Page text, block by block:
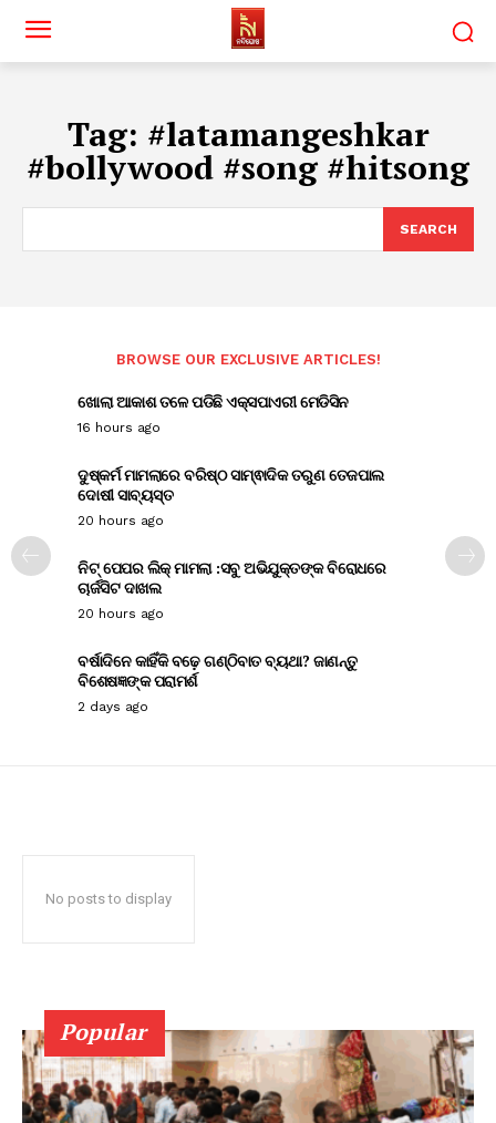
Tag: #latamangeshkar
#bollywood #song #hitsong
SEARCH
BROWSE OUR EXCLUSIVE ARTICLES!
ଖୋଲା ଆକାଶ ତଳେ ପଡିଛି ଏକ୍ସପାଏରୀ ମେଡିସିନ
16 hours ago
ଦୁଷ୍କର୍ମ ମାମଲାରେ ବରିଷ୍ଠ ସାମ୍ଵାଦିକ ତରୁଣ ତେଜପାଲ
ଦୋଷୀ ସାବ୍ୟସ୍ତ
20 hours ago
ନିଟ୍ ପେପର ଲିକ୍ ମାମଲା :ସବୁ ଅଭିଯୁକ୍ତଙ୍କ ବିରୋଧରେ
ଚାର୍ଜସିଟ ଦାଖଲ
20 hours ago
ବର୍ଷାଦିନେ କାହିଁକି ବଢ଼େ ଗଣ୍ଠିବାତ ବ୍ୟଥା? ଜାଣନ୍ତୁ
ବିଶେଷଜ୍ଞଙ୍କ ପରାମର୍ଶ
2 days ago
No posts to display
Popular